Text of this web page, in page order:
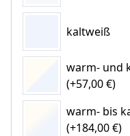
kaltweiß
warm- und
(+57,00 €)
warm- bis
(+184,00 €)